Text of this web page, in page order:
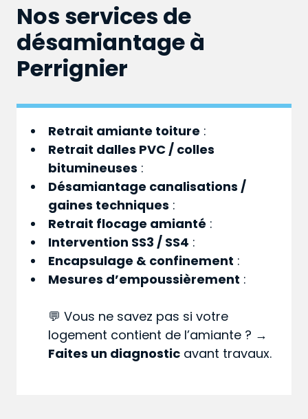
Nos services de
désamiantage à
Perrignier
Retrait amiante toiture :
Retrait dalles PVC / colles
bitumineuses :
Désamiantage canalisations /
gaines techniques :
Retrait flocage amianté :
Intervention SS3 / SS4 :
Encapsulage & confinement :
Mesures d’empoussièrement :
💬 Vous ne savez pas si votre
logement contient de l’amiante ? →
Faites un diagnostic avant travaux.